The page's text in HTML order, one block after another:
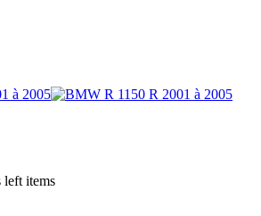
left items